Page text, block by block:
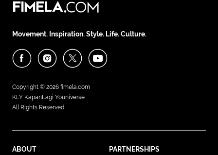
Movement. Inspiration. Style. Life. Culture.
Copyright © 2026 fimela.com
KLY KapanLagi Youniverse
All Rights Reserved
ABOUT PARTNERSHIPS